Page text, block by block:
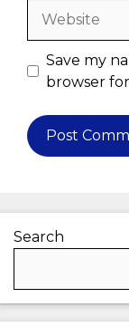
Save my
browser
Search